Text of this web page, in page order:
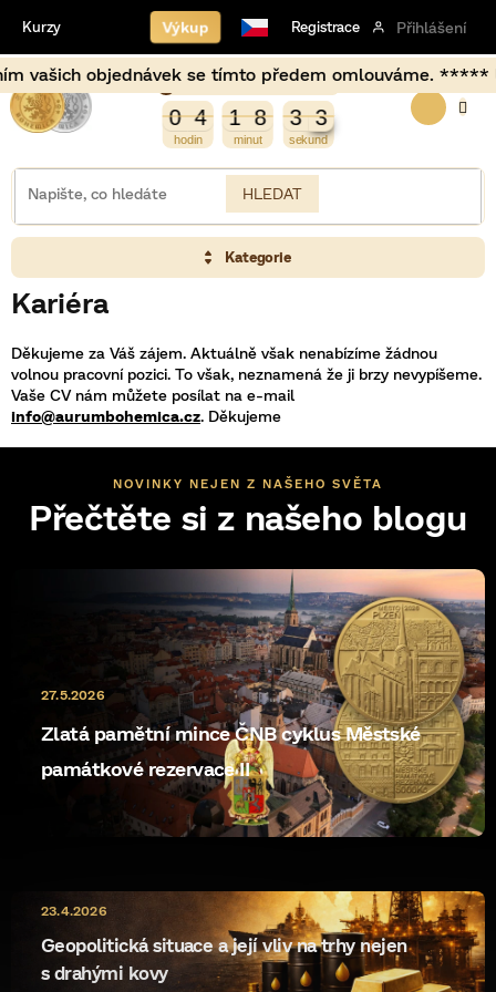
obsah
objednávek se tímto předem omlouváme.
Výkup Registrace Přihlášení
Kurzy
Burza opět otevírá za
0
0 4
4 1
1 8
8 3
3 2
3
2
4
3
HLEDAT
Kategorie
Kariéra
Děkujeme za Váš zájem. Aktuálně však nenabízíme žádnou
volnou pracovní pozici. To však, neznamená že ji brzy nevypíšeme.
Vaše CV nám můžete posílat na e-mail
info@aurumbohemica.cz. Děkujeme
NOVINKY NEJEN Z NAŠEHO SVĚTA
Přečtěte si z našeho blogu
Zlatá pamětní mince ČNB cyklus Městské
památkové rezervace II
27.5.2026
ryzost rewrite
10.5.2026
Geopolitická situace a její vliv na trhy nejen
s drahými kovy
23.4.2026